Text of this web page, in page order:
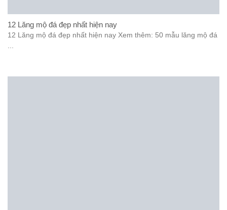
12 Lăng mộ đá đẹp nhất hiện nay
12 Lăng mộ đá đẹp nhất hiện nay Xem thêm: 50 mẫu lăng mộ đá
...